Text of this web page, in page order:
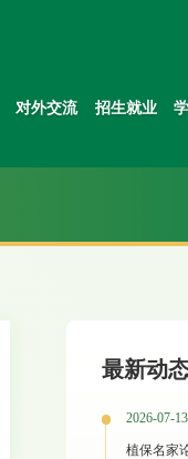
对外交流 招生就业
最新动
2026-07-13
植保名家